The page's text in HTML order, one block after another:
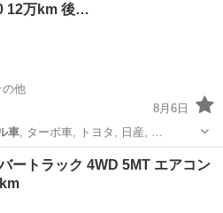
12万km 後…
の他
8月6日
車, ターボ車, トヨタ, 日産, …
車両
ートラック 4WD 5MT エアコン